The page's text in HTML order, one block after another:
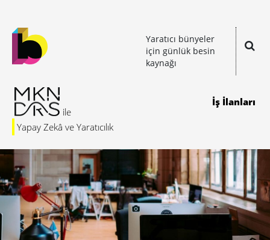
Yaratıcı bünyeler
için günlük besin
kaynağı
Yapay Zekâ ve Yaratıcılık
İş İlanları